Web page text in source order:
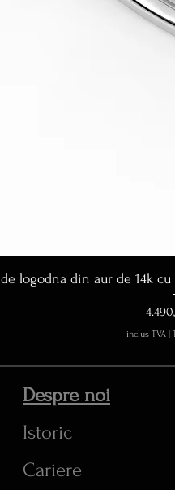
logodna din aur de 14k
Preț
inclus TVA
Despre noi
Istoric
Cariere